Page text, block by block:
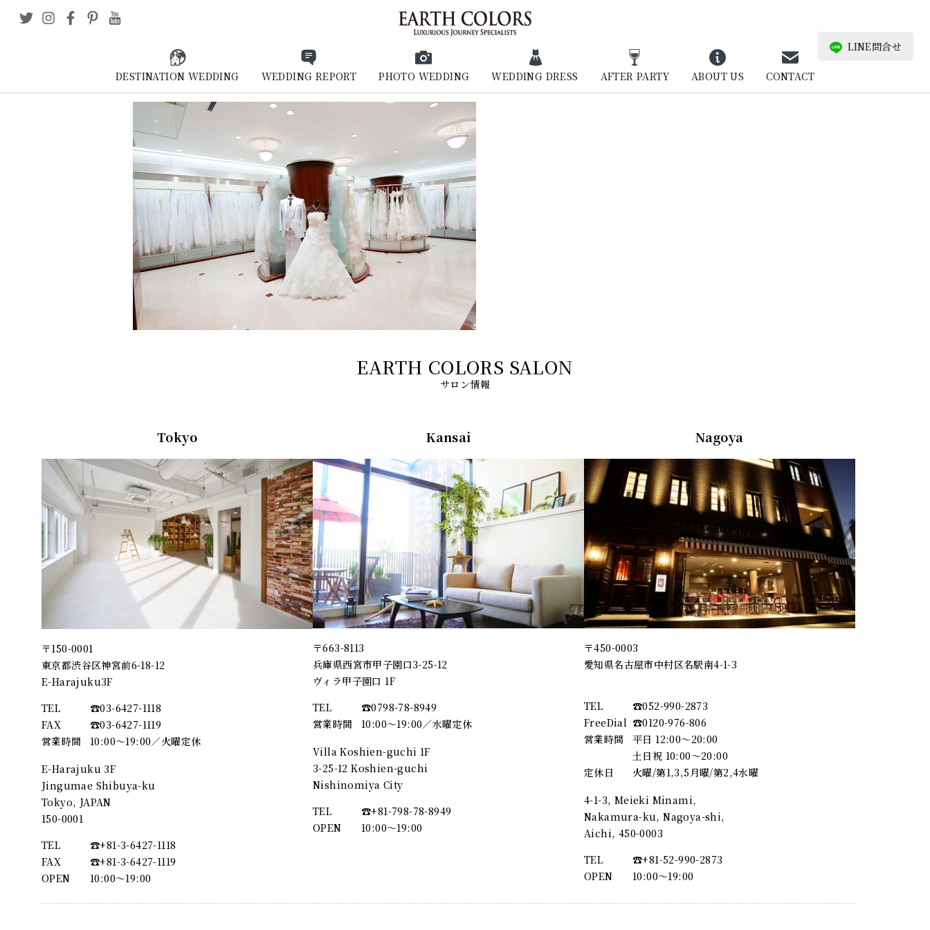
DESTINATION WEDDING WEDDING REPORT PHOTO WEDDING WEDDING DRESS AFTER PARTY ABOUT US CONTACT
LINE問合せ
サロン情報
Tokyo
〒150-0001
東京都渋谷区神宮前6-18-12
E-Harajuku3F
TEL
☎︎03-6427-1118
FAX
☎︎03-6427-1119
営業時間
10:00～19:00／火曜定休
E-Harajuku 3F
Jingumae Shibuya-ku
Tokyo, JAPAN
150-0001
TEL
☎︎+81-3-6427-1118
FAX
☎︎+81-3-6427-1119
OPEN
10:00〜19:00
Kansai
〒663-8113
兵庫県西宮市甲子園口3-25-12
ヴィラ甲子園口 1F
TEL
☎︎0798-78-8949
営業時間
10:00～19:00／水曜定休
Villa Koshien-guchi 1F
3-25-12 Koshien-guchi
Nishinomiya City
TEL
☎︎+81-798-78-8949
OPEN
10:00〜19:00
Nagoya
〒450-0003
愛知県名古屋市中村区名駅南4-1-3
TEL
☎︎052-990-2873
FreeDial ☎︎0120-976-806
営業時間
平日 12:00～20:00
土日祝 10:00～20:00
定休日
火曜/第1,3,5月曜/第2,4水曜
4-1-3, Meieki Minami,
Nakamura-ku, Nagoya-shi,
Aichi, 450-0003
TEL
☎︎+81-52-990-2873
OPEN
10:00〜19:00